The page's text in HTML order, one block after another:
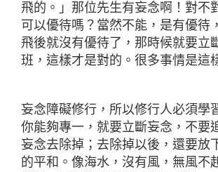
飛的。」那位先生有妄念啊！對不
可以優待嗎？當然不能，是有優待
飛後就沒有優待了，那時候就要立
班，這樣才是對的。很多事情是這
妄念障礙修行，所以修行人必須學
你能夠專一，就要立斷妄念，不要
妄念去除掉；去除掉以後，還要放
的平和。像海水，沒有風，無風不